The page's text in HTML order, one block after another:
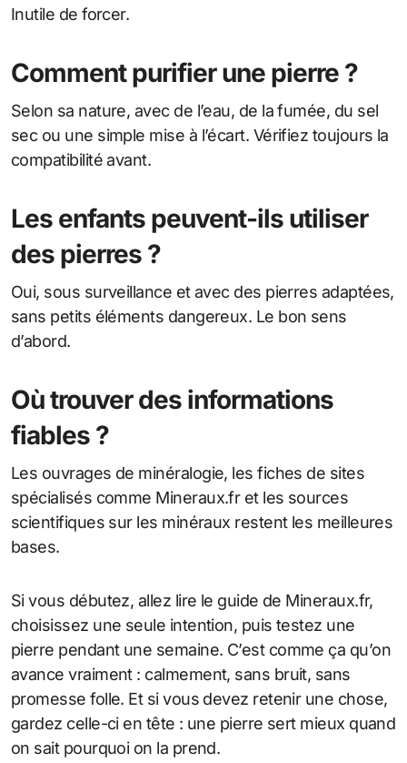
Inutile de forcer.
Comment purifier une pierre ?
Selon sa nature, avec de l’eau, de la fumée, du sel
sec ou une simple mise à l’écart. Vérifiez toujours la
compatibilité avant.
Les enfants peuvent-ils utiliser
des pierres ?
Oui, sous surveillance et avec des pierres adaptées,
sans petits éléments dangereux. Le bon sens
d’abord.
Où trouver des informations
fiables ?
Les ouvrages de minéralogie, les fiches de sites
spécialisés comme Mineraux.fr et les sources
scientifiques sur les minéraux restent les meilleures
bases.
Si vous débutez, allez lire le guide de Mineraux.fr,
choisissez une seule intention, puis testez une
pierre pendant une semaine. C’est comme ça qu’on
avance vraiment : calmement, sans bruit, sans
promesse folle. Et si vous devez retenir une chose,
gardez celle-ci en tête : une pierre sert mieux quand
on sait pourquoi on la prend.